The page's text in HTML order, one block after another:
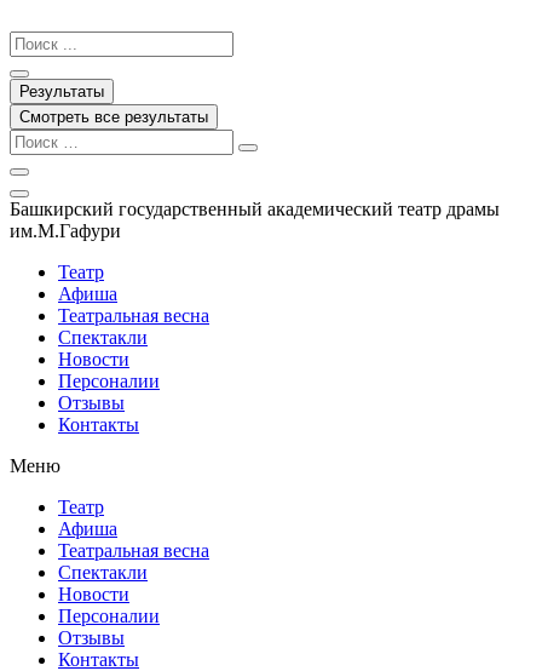
к
содержимому
Search
...
Результаты
Смотреть все результаты
Башкирский государственный академический театр драмы
им.М.Гафури
Театр
Афиша
Театральная весна
Спектакли
Новости
Персоналии
Отзывы
Контакты
Меню
Театр
Афиша
Театральная весна
Спектакли
Новости
Персоналии
Отзывы
Контакты